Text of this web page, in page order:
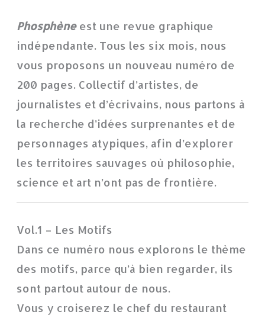
Phosphèneest une revue graphique
indépendante. Tous les six mois, nous
vous proposons un nouveau numéro de
200 pages. Collectif d’artistes, de
journalistes et d’écrivains, nous partons à
la recherche d’idées surprenantes et de
personnages atypiques, afin d’explorer
les territoires sauvages où philosophie,
science et art n’ont pas de frontière.
Vol.1 – Les Motifs
Dans ce numéro nous explorons le thème
des motifs, parce qu’à bien regarder, ils
sont partout autour de nous.
Vous y croiserez le chef du restaurant